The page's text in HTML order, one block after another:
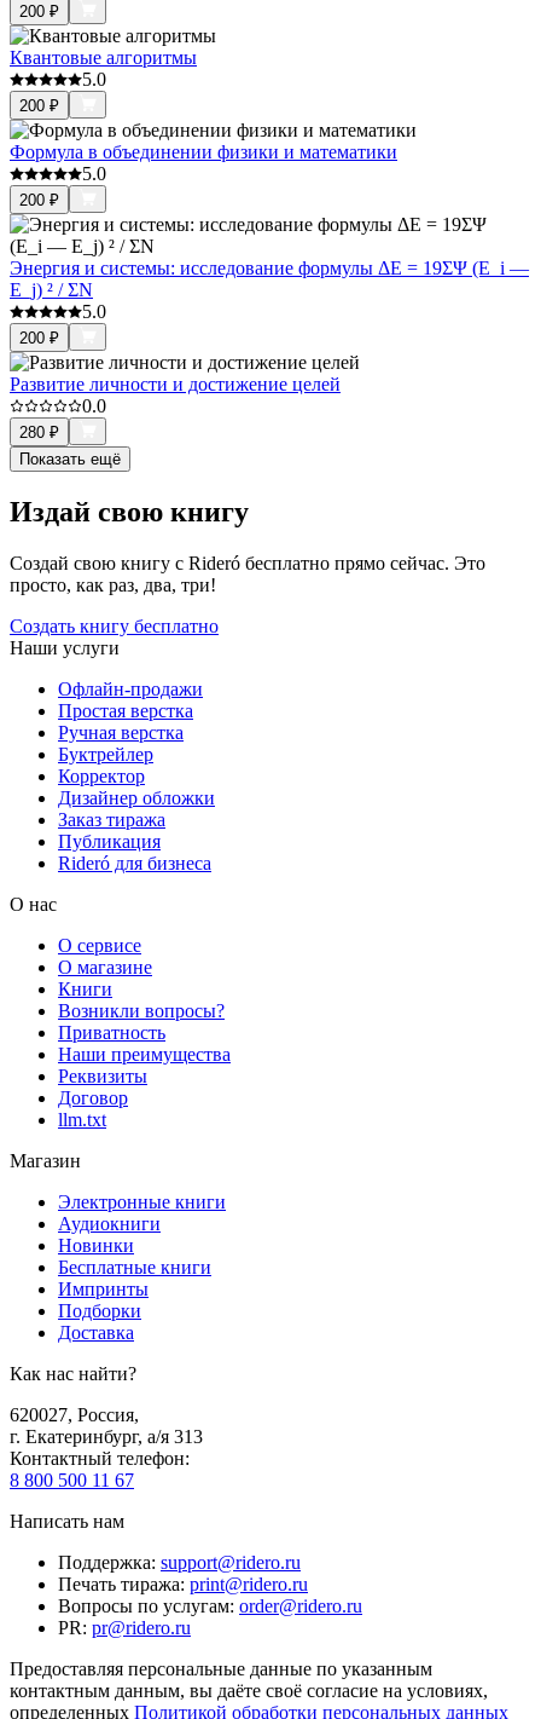
200 ₽
Квантовые алгоритмы
5.0
200 ₽
Формула в объединении физики и математики
5.0
200 ₽
Энергия и системы: исследование формулы ΔE = 19ΣΨ (E_i —
E_j) ² / ΣN
5.0
200 ₽
Развитие личности и достижение целей
0.0
280 ₽
Показать ещё
Издай свою книгу
Создай свою книгу с Rideró бесплатно прямо сейчас. Это
просто, как раз, два, три!
Создать книгу бесплатно
Наши услуги
Офлайн-продажи
Простая верстка
Ручная верстка
Буктрейлер
Корректор
Дизайнер обложки
Заказ тиража
Публикация
Rideró для бизнеса
О нас
О сервисе
О магазине
Книги
Возникли вопросы?
Приватность
Наши преимущества
Реквизиты
Договор
llm.txt
Магазин
Электронные книги
Аудиокниги
Новинки
Бесплатные книги
Импринты
Подборки
Доставка
Как нас найти?
620027, Россия,
г. Екатеринбург, а/я 313
Контактный телефон:
8 800 500 11 67
Написать нам
Поддержка: support@ridero.ru
Печать тиража: print@ridero.ru
Вопросы по услугам: order@ridero.ru
PR: pr@ridero.ru
Предоставляя персональные данные по указанным
контактным данным, вы даёте своё согласие на условиях,
определенных Политикой обработки персональных данных